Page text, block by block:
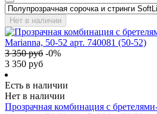
Нет в наличии
3 350руб -0%
3 350 руб
Есть в наличии
Нет в наличии
Прозрачная комбинация с